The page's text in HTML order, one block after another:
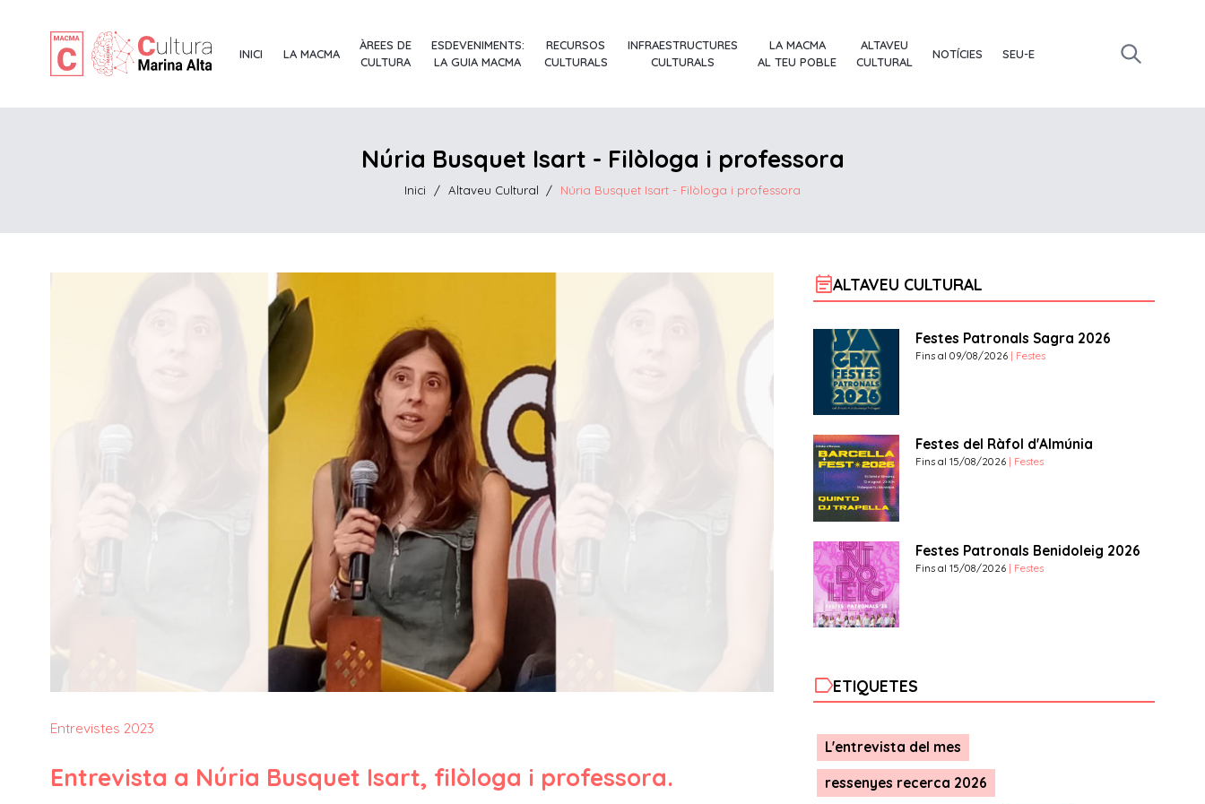
INICI LA MACMA
ÀREES DE
CULTURA
ESDEVENIMENTS:
LA GUIA MACMA
RECURSOS
CULTURALS
INFRAESTRUCTURES
CULTURALS
LA MACMA
AL TEU POBLE
ALTAVEU
CULTURAL
NOTÍCIES SEU-E
Núria Busquet Isart - Filòloga i professora
Inici / Altaveu Cultural / Núria Busquet Isart - Filòloga i professora
Entrevistes 2023
Entrevista a Núria Busquet Isart, filòloga i professora.
event_noteALTAVEU CULTURAL
Festes Patronals Sagra 2026
Fins al 09/08/2026 | Festes
Festes del Ràfol d'Almúnia
Fins al 15/08/2026 | Festes
Festes Patronals Benidoleig 2026
Fins al 15/08/2026 | Festes
labelETIQUETES
L'entrevista del mes
ressenyes recerca 2026